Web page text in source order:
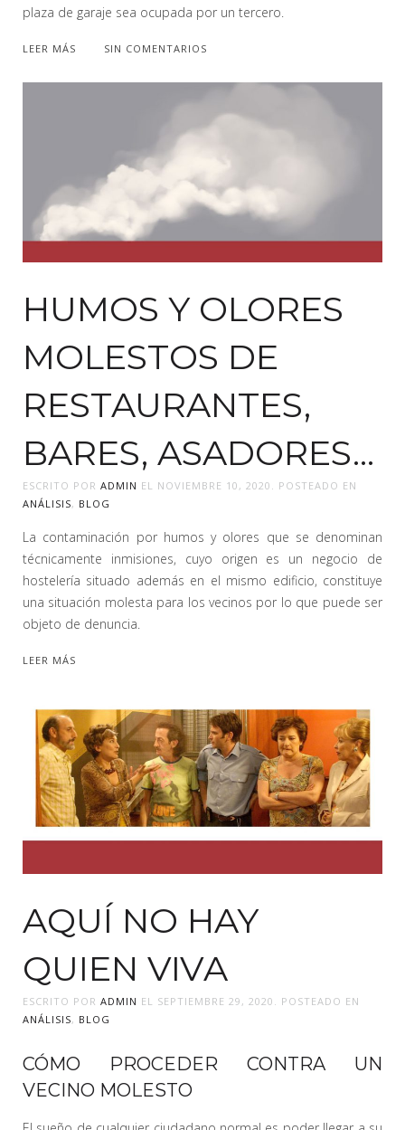
plaza de garaje sea ocupada por un tercero.
LEER MÁS SIN COMENTARIOS
HUMOS Y OLORES
MOLESTOS DE
RESTAURANTES,
BARES, ASADORES…
ESCRITO POR ADMIN EL NOVIEMBRE 10, 2020 . POSTEADO EN
ANÁLISIS, BLOG
La contaminación por humos y olores que se denominan
técnicamente inmisiones, cuyo origen es un negocio de
hostelería situado además en el mismo edificio, constituye
una situación molesta para los vecinos por lo que puede ser
objeto de denuncia.
LEER MÁS
AQUÍ NO HAY
QUIEN VIVA
ESCRITO POR ADMIN EL SEPTIEMBRE 29, 2020 . POSTEADO EN
ANÁLISIS, BLOG
CÓMO PROCEDER CONTRA UN
VECINO MOLESTO